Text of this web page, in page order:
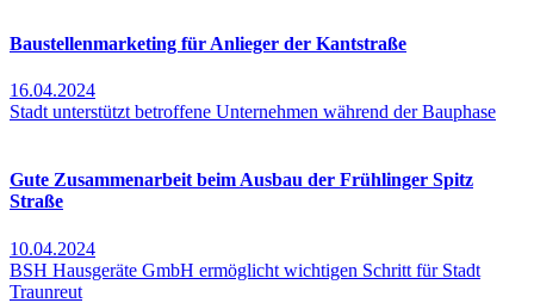
Baustellenmarketing für Anlieger der Kantstraße
16.04.2024
Stadt unterstützt betroffene Unternehmen während der Bauphase
Gute Zusammenarbeit beim Ausbau der Frühlinger Spitz
Straße
10.04.2024
BSH Hausgeräte GmbH ermöglicht wichtigen Schritt für Stadt
Traunreut